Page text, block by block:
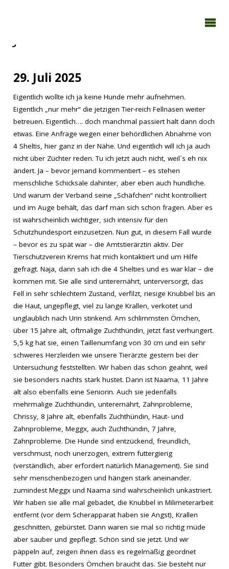
29. Juli 2025
Eigentlich wollte ich ja keine Hunde mehr aufnehmen.
Eigentlich „nur mehr“ die jetzigen Tier-reich Fellnasen weiter
betreuen. Eigentlich…. doch manchmal passiert halt dann doch
etwas. Eine Anfrage wegen einer behördlichen Abnahme von
4 Sheltis, hier ganz in der Nähe. Und eigentlich will ich ja auch
nicht über Züchter reden. Tu ich jetzt auch nicht, weil´s eh nix
ändert. Ja – bevor jemand kommentiert – es stehen
menschliche Schicksale dahinter, aber eben auch hundliche.
Und warum der Verband seine „Schäfchen“ nicht kontrolliert
und im Auge behält, das darf man sich schon fragen. Aber es
ist wahrscheinlich wichtiger, sich intensiv für den
Schutzhundesport einzusetzen. Nun gut, in diesem Fall wurde
– bevor es zu spät war – die Amtstierärztin aktiv. Der
Tierschutzverein Krems hat mich kontaktiert und um Hilfe
gefragt. Naja, dann sah ich die 4 Shelties und es war klar – die
kommen mit. Sie alle sind unterernährt, unterversorgt, das
Fell in sehr schlechtem Zustand, verfilzt, riesige Knubbel bis an
die Haut, ungepflegt, viel zu lange Krallen, verkotet und
unglaublich nach Urin stinkend. Am schlimmsten Ömchen,
über 15 Jahre alt, oftmalige Zuchthündin, jetzt fast verhungert.
5,5 kg hat sie, einen Taillenumfang von 30 cm und ein sehr
schweres Herzleiden wie unsere Tierärzte gestern bei der
Untersuchung feststellten. Wir haben das schon geahnt, weil
sie besonders nachts stark hustet. Dann ist Naama, 11 Jahre
alt also ebenfalls eine Seniorin. Auch sie jedenfalls
mehrmalige Zuchthündin, unterernährt, Zahnprobleme,
Chrissy, 8 Jahre alt, ebenfalls Zuchthündin, Haut- und
Zahnprobleme, Meggx, auch Zuchthündin, 7 Jahre,
Zahnprobleme. Die Hunde sind entzückend, freundlich,
verschmust, noch unerzogen, extrem futtergierig
(verständlich, aber erfordert natürlich Management). Sie sind
sehr menschenbezogen und hängen stark aneinander.
zumindest Meggx und Naama sind wahrscheinlich unkastriert.
Wir haben sie alle mal gebadet, die Knubbel in Milimeterarbeit
entfernt (vor dem Scherapparat haben sie Angst), Krallen
geschnitten, gebürstet. Dann waren sie mal so richtig müde
aber sauber und gepflegt. Schön sind sie jetzt. Und wir
päppeln auf, zeigen ihnen dass es regelmäßig geordnet
Futter gibt. Besonders Ömchen braucht das. Sie besteht nur